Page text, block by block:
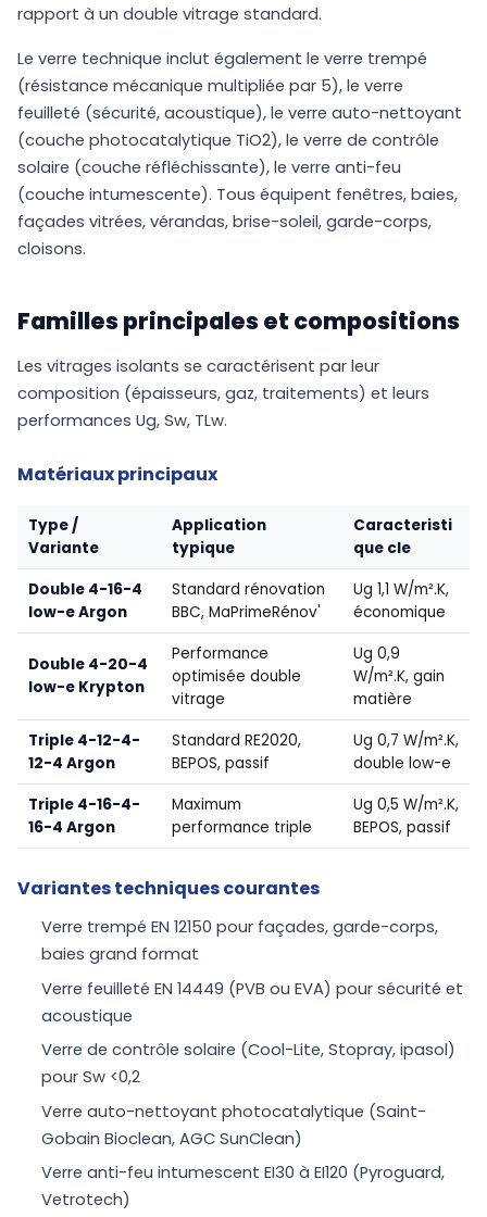
rapport à un double vitrage standard.
Le verre technique inclut également le verre trempé
(résistance mécanique multipliée par 5), le verre
feuilleté (sécurité, acoustique), le verre auto-nettoyant
(couche photocatalytique TiO2), le verre de contrôle
solaire (couche réfléchissante), le verre anti-feu
(couche intumescente). Tous équipent fenêtres, baies,
façades vitrées, vérandas, brise-soleil, garde-corps,
cloisons.
Familles principales et compositions
Les vitrages isolants se caractérisent par leur
composition (épaisseurs, gaz, traitements) et leurs
performances Ug, Sw, TLw.
Matériaux principaux
Type /
Variante
Application
typique
Caracteristi
que cle
Double 4-16-4
low-e Argon
Standard rénovation
BBC, MaPrimeRénov'
Ug 1,1 W/m².K,
économique
Double 4-20-4
low-e Krypton
Performance
optimisée double
vitrage
Ug 0,9
W/m².K, gain
matière
Triple 4-12-4-
12-4 Argon
Standard RE2020,
BEPOS, passif
Ug 0,7 W/m².K,
double low-e
Triple 4-16-4-
16-4 Argon
Maximum
performance triple
Ug 0,5 W/m².K,
BEPOS, passif
Variantes techniques courantes
Verre trempé EN 12150 pour façades, garde-corps,
baies grand format
Verre feuilleté EN 14449 (PVB ou EVA) pour sécurité et
acoustique
Verre de contrôle solaire (Cool-Lite, Stopray, ipasol)
pour Sw <0,2
Verre auto-nettoyant photocatalytique (Saint-
Gobain Bioclean, AGC SunClean)
Verre anti-feu intumescent EI30 à EI120 (Pyroguard,
Vetrotech)